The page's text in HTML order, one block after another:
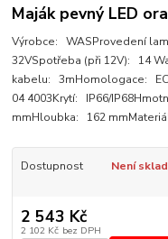
Maják pevný LED
Výrobce: WASProvedení
32VSpotřeba (při 12V): 14
kabelu: 3mHomologace: ECE
04 4003Krytí: IP66/
mmHloubka: 162
Dostupnost Není
2 543 Kč
2 102 Kč bez DPH